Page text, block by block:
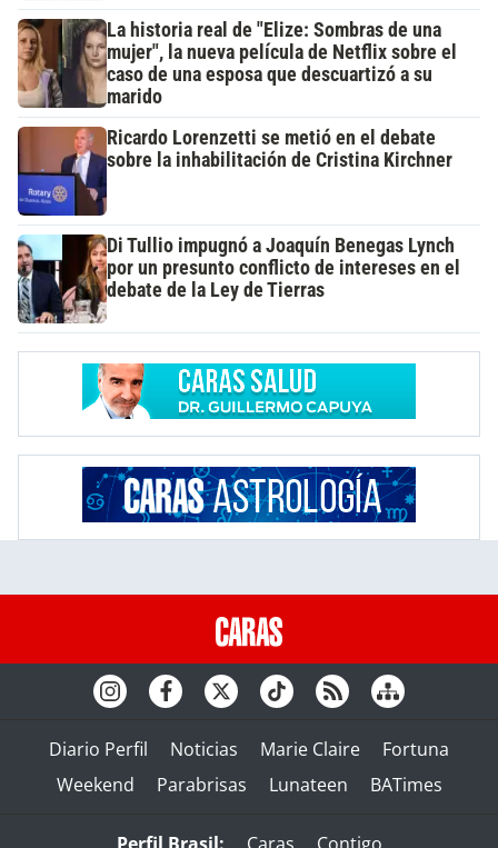
La historia real de "Elize: Sombras de una
mujer", la nueva película de Netflix sobre el
caso de una esposa que descuartizó a su
marido
Ricardo Lorenzetti se metió en el debate
sobre la inhabilitación de Cristina Kirchner
Di Tullio impugnó a Joaquín Benegas Lynch
por un presunto conflicto de intereses en el
debate de la Ley de Tierras
Diario Perfil Noticias Marie Claire
Fortuna
Weekend
Parabrisas Lunateen BATimes